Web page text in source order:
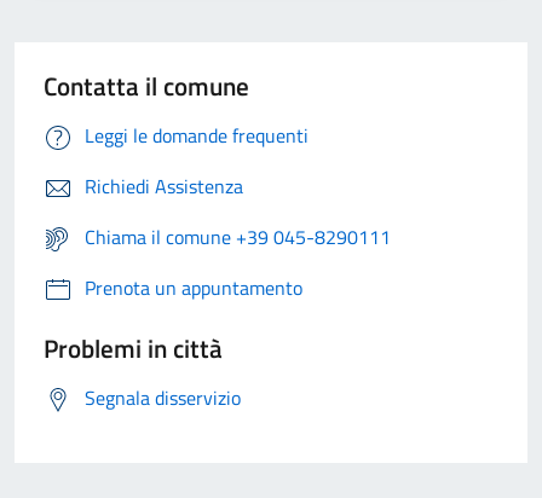
Contatta il comune
Leggi le domande frequenti
Richiedi Assistenza
Chiama il comune +39 045-8290111
Prenota un appuntamento
Problemi in città
Segnala disservizio